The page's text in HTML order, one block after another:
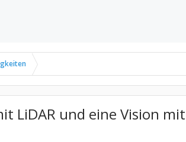
LiDAR und eine Vision mit